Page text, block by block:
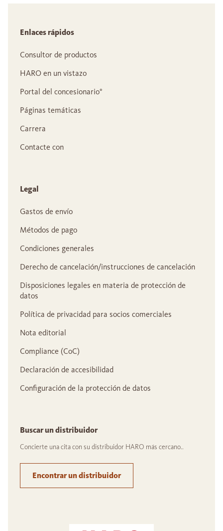
Enlaces rápidos
Consultor de productos
HARO en un vistazo
Portal del concesionario°
Páginas temáticas
Carrera
Contacte con
Legal
Gastos de envío
Métodos de pago
Condiciones generales
Derecho de cancelación/instrucciones de cancelación
Disposiciones legales en materia de protección de
datos
Política de privacidad para socios comerciales
Nota editorial
Compliance (CoC)
Declaración de accesibilidad
Configuración de la protección de datos
Buscar un distribuidor
Concierte una cita con su distribuidor HARO más cercano..
Encontrar un distribuidor